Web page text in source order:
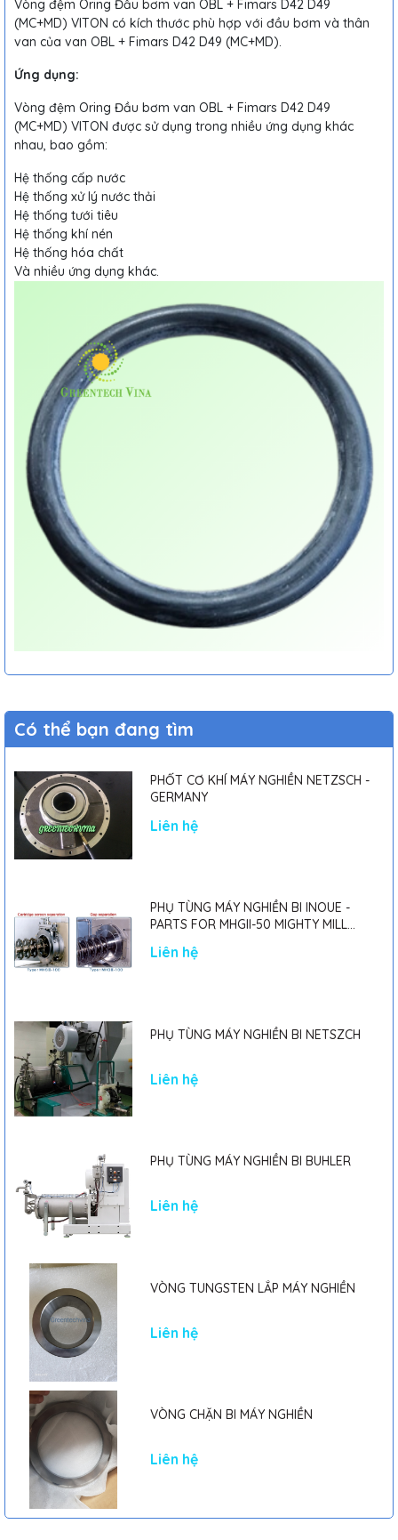
Vòng đệm Oring Đầu bơm van OBL + Fimars D42 D49
(MC+MD) VITON có kích thước phù hợp với đầu bơm và thân
van của van OBL + Fimars D42 D49 (MC+MD).
Ứng dụng:
Vòng đệm Oring Đầu bơm van OBL + Fimars D42 D49
(MC+MD) VITON được sử dụng trong nhiều ứng dụng khác
nhau, bao gồm:
Hệ thống cấp nước
Hệ thống xử lý nước thải
Hệ thống tưới tiêu
Hệ thống khí nén
Hệ thống hóa chất
Và nhiều ứng dụng khác.
Có thể bạn đang tìm
PHỐT CƠ KHÍ MÁY NGHIỀN NETZSCH -
GERMANY
Liên hệ
PHỤ TÙNG MÁY NGHIỀN BI INOUE -
PARTS FOR MHGII-50 MIGHTY MILL
Liên hệ
PHỤ TÙNG MÁY NGHIỀN BI NETSZCH
Liên hệ
PHỤ TÙNG MÁY NGHIỀN BI BUHLER
Liên hệ
VÒNG TUNGSTEN LẮP MÁY NGHIỀN
Liên hệ
VÒNG CHẶN BI MÁY NGHIỀN
Liên hệ